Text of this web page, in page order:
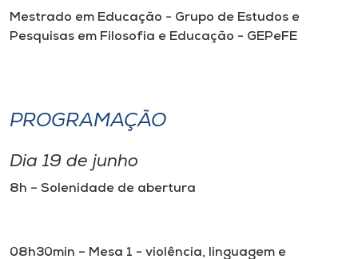
Mestrado em Educação - Grupo de Estudos e
Pesquisas em Filosofia e Educação - GEPeFE
PROGRAMAÇÃO
Dia 19 de junho
8h – Solenidade de abertura
08h30min – Mesa 1 - violência, linguagem e